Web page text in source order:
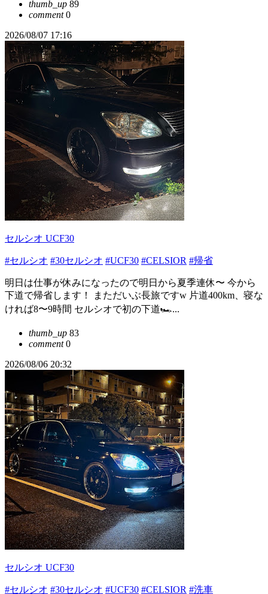
thumb_up 89
comment0
2026/08/07 17:16
セルシオ UCF30
#セルシオ #30セルシオ #UCF30 #CELSIOR #帰省
明日は仕事が休みになったので明日から夏季連休〜 今から
下道で帰省します！ まただいぶ長旅ですw 片道400km、寝な
ければ8〜9時間 セルシオで初の下道🏎...
thumb_up 83
comment0
2026/08/06 20:32
セルシオ UCF30
#セルシオ #30セルシオ #UCF30 #CELSIOR #洗車